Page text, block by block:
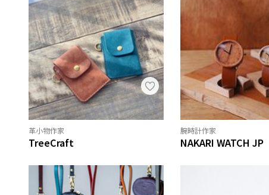
革小物作家
TreeCraft
腕時計作家
NAKARI WATCH JP